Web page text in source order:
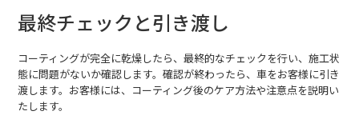
最終チェックと引き渡し
コーティングが完全に乾燥したら、最終的なチェックを行い、施工状
態に問題がないか確認します。確認が終わったら、車をお客様に引き
渡します。お客様には、コーティング後のケア方法や注意点を説明い
たします。